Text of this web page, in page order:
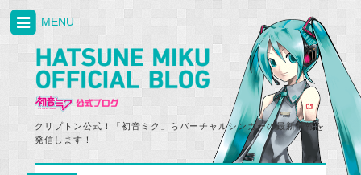
クリプトン公式！「初音ミク」らバーチャルシンガーの最新情報を
発信します！
MENU